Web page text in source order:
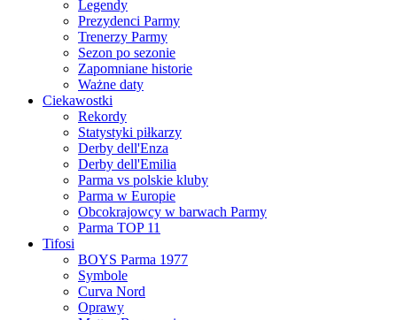
Legendy
Prezydenci Parmy
Trenerzy Parmy
Sezon po sezonie
Zapomniane historie
Ważne daty
Ciekawostki
Rekordy
Statystyki piłkarzy
Derby dell'Enza
Derby dell'Emilia
Parma vs polskie kluby
Parma w Europie
Obcokrajowcy w barwach Parmy
Parma TOP 11
Tifosi
BOYS Parma 1977
Symbole
Curva Nord
Oprawy